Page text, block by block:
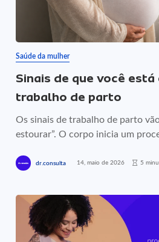
Saúde da mulher
Sinais de que você
trabalho de parto
Os sinais de trabalho de parto
estourar”. O corpo inicia um
dr.consulta 14, maio de 2026 5